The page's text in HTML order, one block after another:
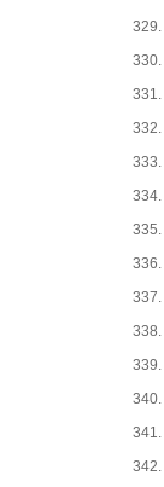
329.
330.
331.
332.
333.
334.
335.
336.
337.
338.
339.
340.
341.
342.